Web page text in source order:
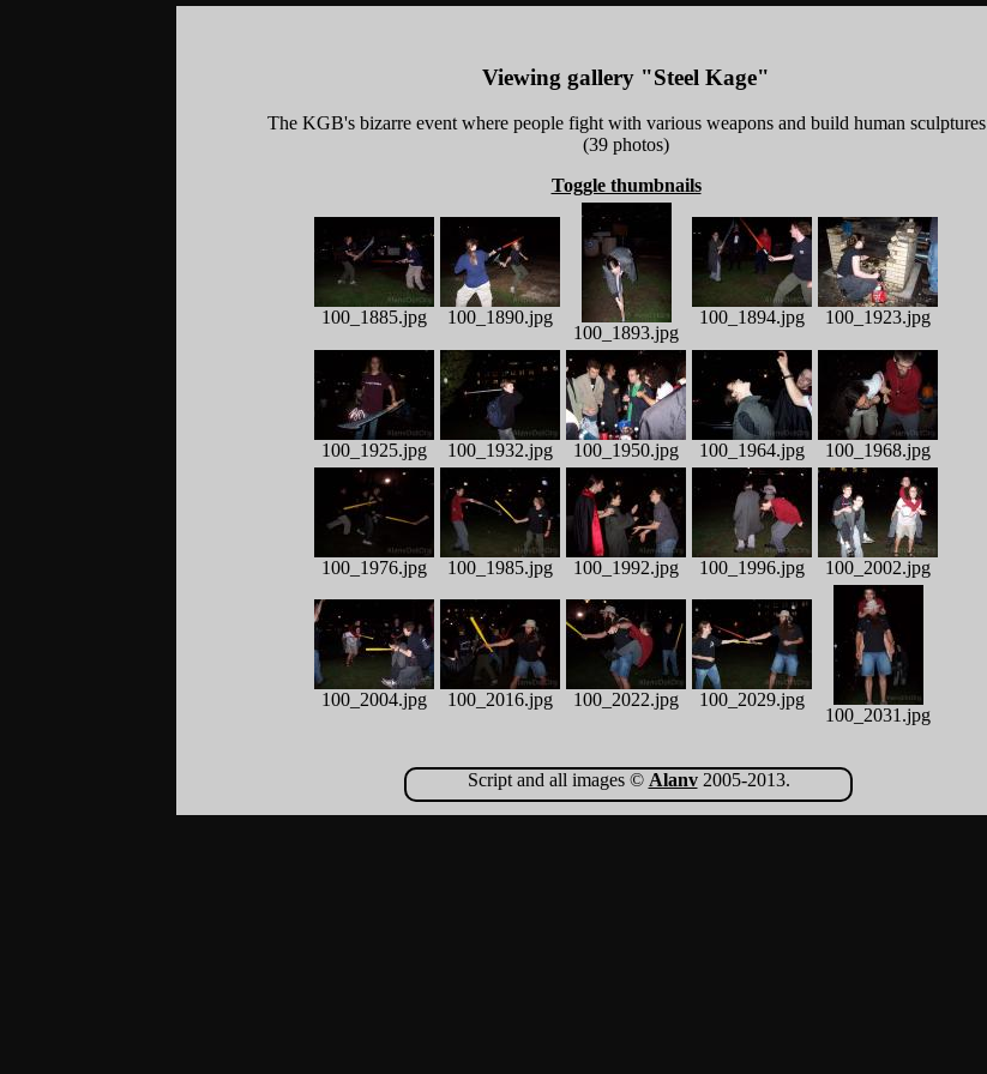
Viewing gallery "Steel Kage"
The KGB's bizarre event where people fight with various weapons and build human sculptures
(39 photos)
Toggle thumbnails
100_1885.jpg 100_1890.jpg
100_1893.jpg
100_1894.jpg 100_1923.jpg
100_1925.jpg 100_1932.jpg 100_1950.jpg 100_1964.jpg 100_1968.jpg
100_1976.jpg 100_1985.jpg 100_1992.jpg 100_1996.jpg 100_2002.jpg
100_2004.jpg 100_2016.jpg 100_2022.jpg 100_2029.jpg
100_2031.jpg
Script and all images © Alanv2005-2013.